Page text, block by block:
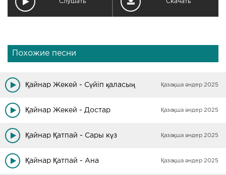
Слушать Скачать
Похожие песни
Қайнар Жекей - Сүйіп қаласың Қазақша әндер 2025
Қайнар Жекей - Достар Қазақша әндер 2025
Қайнар Қатпай - Сары күз Қазақша әндер 2025
Қайнар Қатпай - Ана Қазақша әндер 2025